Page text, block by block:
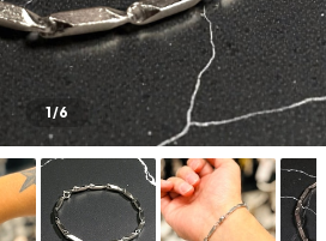
1/6